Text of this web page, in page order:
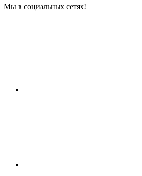
Мы в социальных сетях!